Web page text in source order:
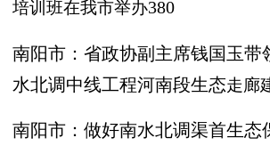
培训班在我市举办380
南阳市：省政协副主席钱国玉带
水北调中线工程河南段生态走廊
南阳市：做好南水北调渠首生态